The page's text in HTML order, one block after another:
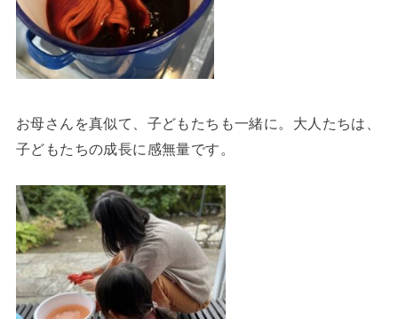
お母さんを真似て、子どもたちも一緒に。大人たちは、
子どもたちの成長に感無量です。